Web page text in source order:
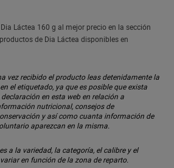
Láctea 160 g al mejor precio en la sección
de Dia Láctea disponibles en
vez recibido el producto leas detenidamente la
el etiquetado, ya que es posible que exista
en esta web en relación a
nutricional, consejos de
y así como cuanta información de
aparezcan en la misma.
a la variedad, la categoría, el calibre y el
en función de la zona de reparto.